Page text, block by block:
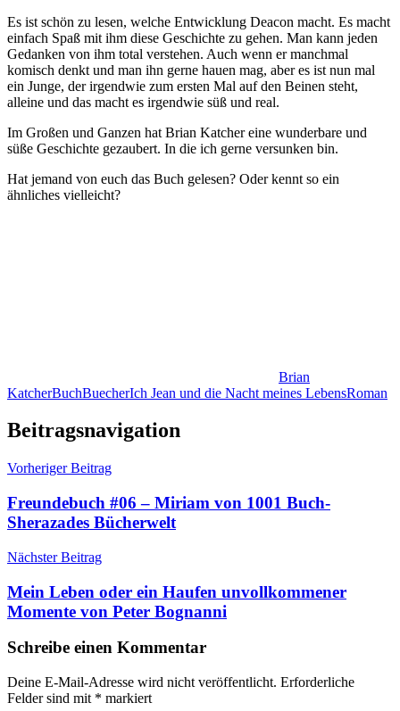
Es ist schön zu lesen, welche Entwicklung Deacon macht. Es macht
einfach Spaß mit ihm diese Geschichte zu gehen. Man kann jeden
Gedanken von ihm total verstehen. Auch wenn er manchmal
komisch denkt und man ihn gerne hauen mag, aber es ist nun mal
ein Junge, der irgendwie zum ersten Mal auf den Beinen steht,
alleine und das macht es irgendwie süß und real.
Im Großen und Ganzen hat Brian Katcher eine wunderbare und
süße Geschichte gezaubert. In die ich gerne versunken bin.
Hat jemand von euch das Buch gelesen? Oder kennt so ein
ähnliches vielleicht?
Brian
KatcherBuchBuecherIch Jean und die Nacht meines LebensRoman
Beitragsnavigation
Vorheriger Beitrag
Freundebuch #06 – Miriam von 1001 Buch-
Sherazades Bücherwelt
Nächster Beitrag
Mein Leben oder ein Haufen unvollkommener
Momente von Peter Bognanni
Schreibe einen Kommentar
Deine E-Mail-Adresse wird nicht veröffentlicht. Erforderliche
Felder sind mit * markiert